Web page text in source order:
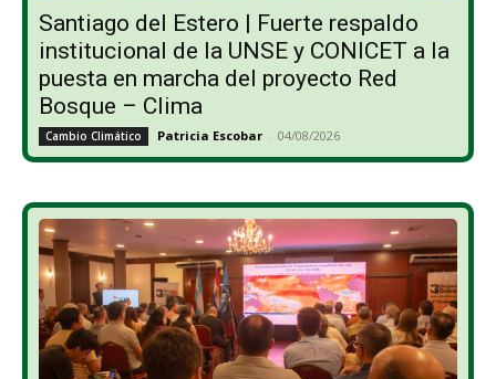
Santiago del Estero | Fuerte respaldo
institucional de la UNSE y CONICET a la
puesta en marcha del proyecto Red
Bosque – Clima
Cambio Climático Patricia Escobar - 04/08/2026